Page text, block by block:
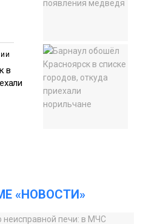
в
«НОВОСТИ»